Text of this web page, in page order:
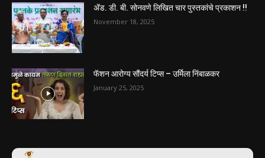
ॲड. डी. बी. सोनवणे लिखित चार पुस्तकांचे प्रकाशन !!
November 18, 2025
फॅशन आरोग्य सौंदर्य टिप्स – उर्मिला निंबाळकर
January 25, 2025